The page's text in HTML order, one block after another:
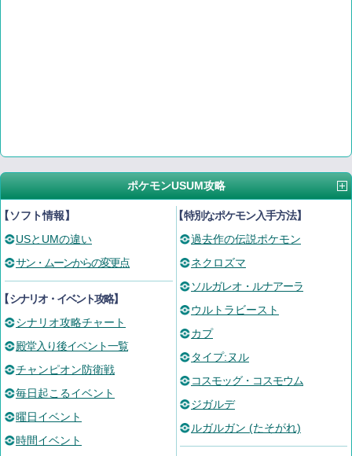
ポケモンUSUM攻略
ソフト情報】
USとUMの違い
サン・ムーンからの変更点
シナリオ・イベント攻略】
シナリオ攻略チャート
殿堂入り後イベント一覧
チャンピオン防衛戦
毎日起こるイベント
曜日イベント
時間イベント
【特別なポケモン入手方法】
過去作の伝説ポケモン
ネクロズマ
ソルガレオ・ルナアーラ
ウルトラビースト
カプ
タイプ:ヌル
コスモッグ・コスモウム
ジガルデ
ルガルガン (たそがれ)